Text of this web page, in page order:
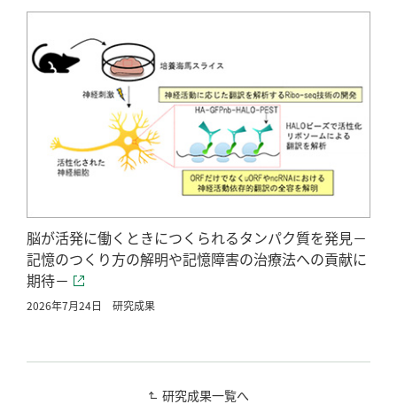
脳が活発に働くときにつくられるタンパク質を発見－
記憶のつくり方の解明や記憶障害の治療法への貢献に
期待－
2026年7月24日 研究成果
研究成果一覧へ